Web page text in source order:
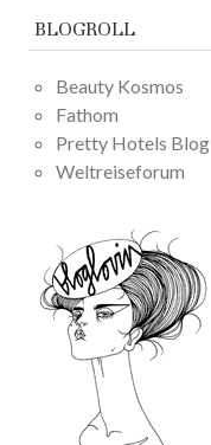
BLOGROLL
Beauty Kosmos
Fathom
Pretty Hotels Blog
Weltreiseforum